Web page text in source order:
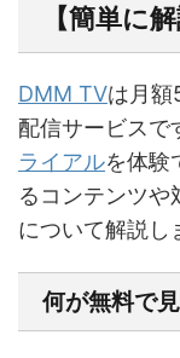
【簡単に解
DMM TVは月額
配信サービスで
ライアルを体験
るコンテンツや
について解説し
何が無料で